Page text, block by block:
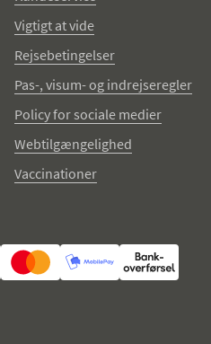
Vigtigt at vide
Rejsebetingelser
Pas-, visum- og indrejseregler
Policy for sociale medier
Webtilgængelighed
Vaccinationer